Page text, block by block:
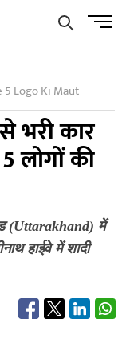
Menu
5 Logo Ki Maut
भरी कार
लोगों की
(Uttarakhand) में
हाईवे में शादी